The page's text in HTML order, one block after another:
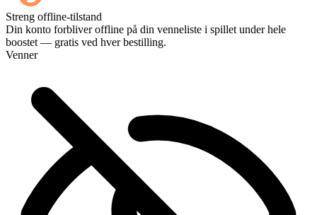
Ja – hver kamp vises på dit dashboard, så snart den er slut, og hvis
du vil se selve kampene, kan du tilføje Streaming ved kassen.
Streng offline-tilstand
Din konto forbliver offline på din venneliste i spillet under hele
boostet — gratis ved hver bestilling.
Venner